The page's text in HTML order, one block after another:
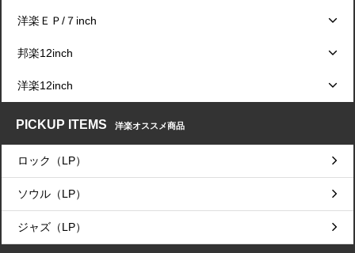
洋楽ＥＰ/７inch
邦楽12inch
洋楽12inch
PICKUP ITEMS 洋楽オススメ商品
ロック（LP）
ソウル（LP）
ジャズ（LP）